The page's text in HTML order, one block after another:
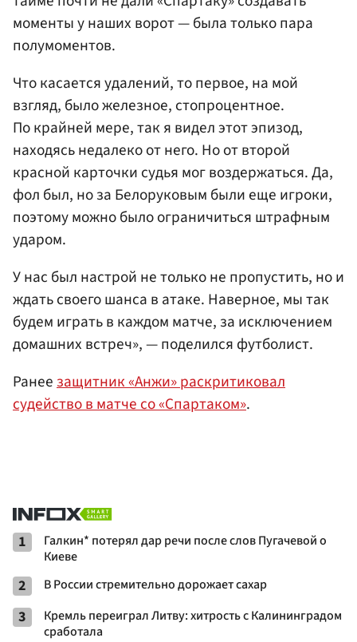
моменты у наших ворот — была только пара
полумоментов.
Что касается удалений, то первое, на мой
взгляд, было железное, стопроцентное.
По крайней мере, так я видел этот эпизод,
находясь недалеко от него. Но от второй
красной карточки судья мог воздержаться. Да,
фол был, но за Белоруковым были еще игроки,
поэтому можно было ограничиться штрафным
ударом.
У нас был настрой не только не пропустить, но и
ждать своего шанса в атаке. Наверное, мы так
будем играть в каждом матче, за исключением
домашних встреч», — поделился футболист.
Ранеезащитник «Анжи» раскритиковал
судейство в матче со «Спартаком».
1
Галкин* потерял дар речи после слов Пугачевой о
Киеве
2 В России стремительно дорожает сахар
3
Кремль переиграл Литву: хитрость с Калининградом
сработала